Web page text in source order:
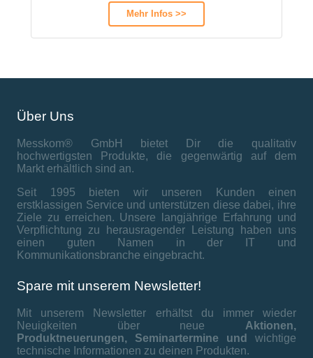
Mehr Infos >>
Über Uns
Messkom® GmbH bietet Dir die qualitativ
hochwertigsten Produkte, die gegenwärtig auf dem
Markt erhältlich sind an.
Seit 1995 bieten wir unseren Kunden einen
erstklassigen Service und unterstützen diese dabei, ihre
Ziele zu erreichen. Unsere langjährige Erfahrung und
Verpflichtung zu herausragender Leistung haben uns
einen guten Namen in der IT und
Kommunikationsbranche eingebracht.
Spare mit unserem Newsletter!
Mit unserem Newsletter erhältst du immer wieder
Neuigkeiten über neue Aktionen,
Produktneuerungen, Seminartermine und wichtige
technische Informationen zu deinen Produkten.